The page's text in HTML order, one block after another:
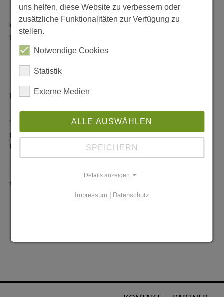
Telefon: 0531 482010-20
Geschäftszeiten: Montag bis Donnerstag 08:00 bis 18:00;
Freitag 08:00 bis 15:00
Redaktionelle Anfragen
info@stadtglanz.de
Anzeigen-Service
graen@mediaworldgmbh.deoder
meyer@mediaworldgmbh.de
tipps@stadtglanz.de
uns helfen, diese Website zu verbessern oder
zusätzliche Funktionalitäten zur Verfügung zu
stellen.
Notwendige Cookies
Statistik
Externe Medien
ALLE AUSWÄHLEN
SPEICHERN
Details anzeigen
Impressum | Datenschutz